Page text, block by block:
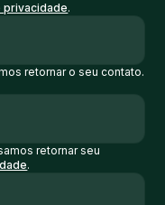
privacidade.
retornar o seu contato.
retornar seu
.